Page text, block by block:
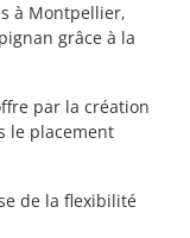
à Montpellier,
grâce à la
par la création
le placement
de la flexibilité